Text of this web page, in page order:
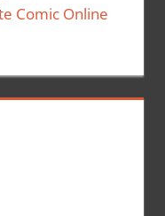
Comic Online